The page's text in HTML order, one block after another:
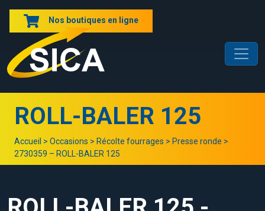
Nos boutiques en ligne
ROLL-BALER 125
Accueil > Occasions > Récolte fourrages > Presse ronde >
2730359 – ROLL-BALER 125